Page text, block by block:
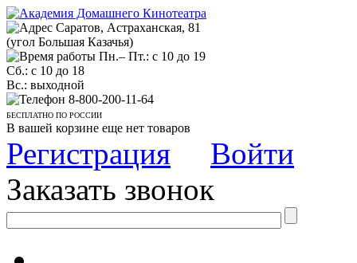
Саратов, Астраханская, 81
(угол Большая Казачья)
Пн.– Пт.: с 10 до 19
Сб.: с 10 до 18
Вс.: выходной
8-800-200-11-64
БЕСПЛАТНО ПО РОССИИ
В вашей корзине еще нет товаров
Регистрация
Войти
Заказать звонок